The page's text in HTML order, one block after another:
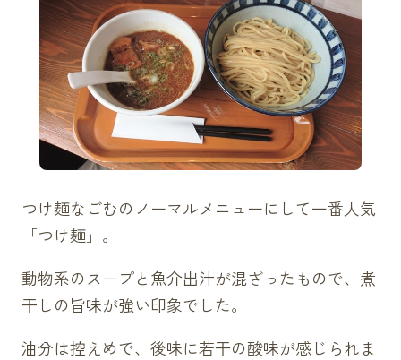
つけ麺なごむのノーマルメニューにして一番人気
「つけ麺」。
動物系のスープと魚介出汁が混ざったもので、煮
干しの旨味が強い印象でした。
油分は控えめで、後味に若干の酸味が感じられま